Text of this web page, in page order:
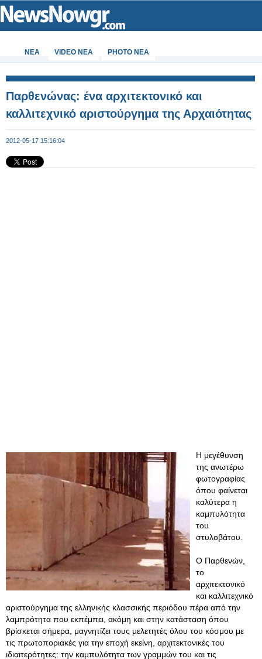
ΝΕΑ VIDEO NEA PHOTO NEA
Παρθενώνας: ένα αρχιτεκτονικό και
καλλιτεχνικό αριστούργημα της Αρχαιότητας
2012-05-17 15:16:04
Η μεγέθυνση
της ανωτέρω
φωτογραφίας
όπου φαίνεται
καλύτερα η
καμπυλότητα
του
στυλοβάτου.
Ο Παρθενών,
το
αρχιτεκτονικό
και καλλιτεχνικό
αριστούργημα της ελληνικής κλασσικής περιόδου πέρα από την
λαμπρότητα που εκπέμπει, ακόμη και στην κατάσταση όπου
βρίσκεται σήμερα, μαγνητίζει τους μελετητές όλου του κόσμου με
τις πρωτοποριακές για την εποχή εκείνη, αρχιτεκτονικές του
ιδιαιτερότητες: την καμπυλότητα των γραμμών του και τις